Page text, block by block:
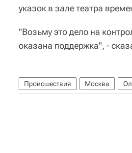
указок в зале театра
"Возьму это дело на
оказана поддержка", -
Происшествия Москва